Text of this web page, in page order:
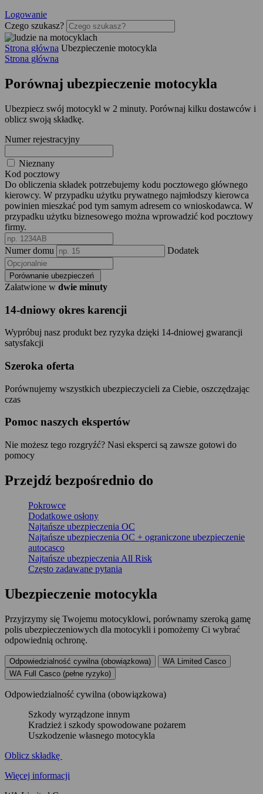
Logowanie
Czego szukasz?
Strona główna Ubezpieczenie motocykla
Strona główna
Porównaj ubezpieczenie motocykla
Ubezpiecz swój motocykl w 2 minuty. Porównaj kilku dostawców i
oblicz swoją składkę.
Numer rejestracyjny
Nieznany
Kod pocztowy
Do obliczenia składek potrzebujemy kodu pocztowego głównego
kierowcy. W przypadku użytku prywatnego najmłodszy kierowca
powinien mieszkać pod tym samym adresem co wnioskodawca. W
przypadku użytku biznesowego można wprowadzić kod pocztowy
firmy.
Numer domu Dodatek
Porównanie ubezpieczeń
Załatwione w dwie minuty
14-dniowy okres karencji
Wypróbuj nasz produkt bez ryzyka dzięki 14-dniowej gwarancji
satysfakcji
Szeroka oferta
Porównujemy wszystkich ubezpieczycieli za Ciebie, oszczędzając
czas
Pomoc naszych ekspertów
Nie możesz tego rozgryźć? Nasi eksperci są zawsze gotowi do
pomocy
Przejdź bezpośrednio do
Pokrowce
Dodatkowe osłony
Najtańsze ubezpieczenia OC
Najtańsze ubezpieczenia OC + ograniczone ubezpieczenie
autocasco
Najtańsze ubezpieczenia All Risk
Często zadawane pytania
Ubezpieczenie motocykla
Przyjrzymy się Twojemu motocyklowi, porównamy szeroką gamę
polis ubezpieczeniowych dla motocykli i pomożemy Ci wybrać
odpowiednią ochronę.
Odpowiedzialność cywilna (obowiązkowa)
WA Limited Casco
WA Full Casco (pełne ryzyko)
Odpowiedzialność cywilna (obowiązkowa)
Szkody wyrządzone innym
Kradzież i szkody spowodowane pożarem
Uszkodzenie własnego motocykla
Oblicz składkę
Więcej informacji